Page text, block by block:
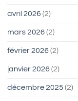
avril 2026(2)
mars 2026(2)
février 2026(2)
janvier 2026(2)
décembre 2025 (2)